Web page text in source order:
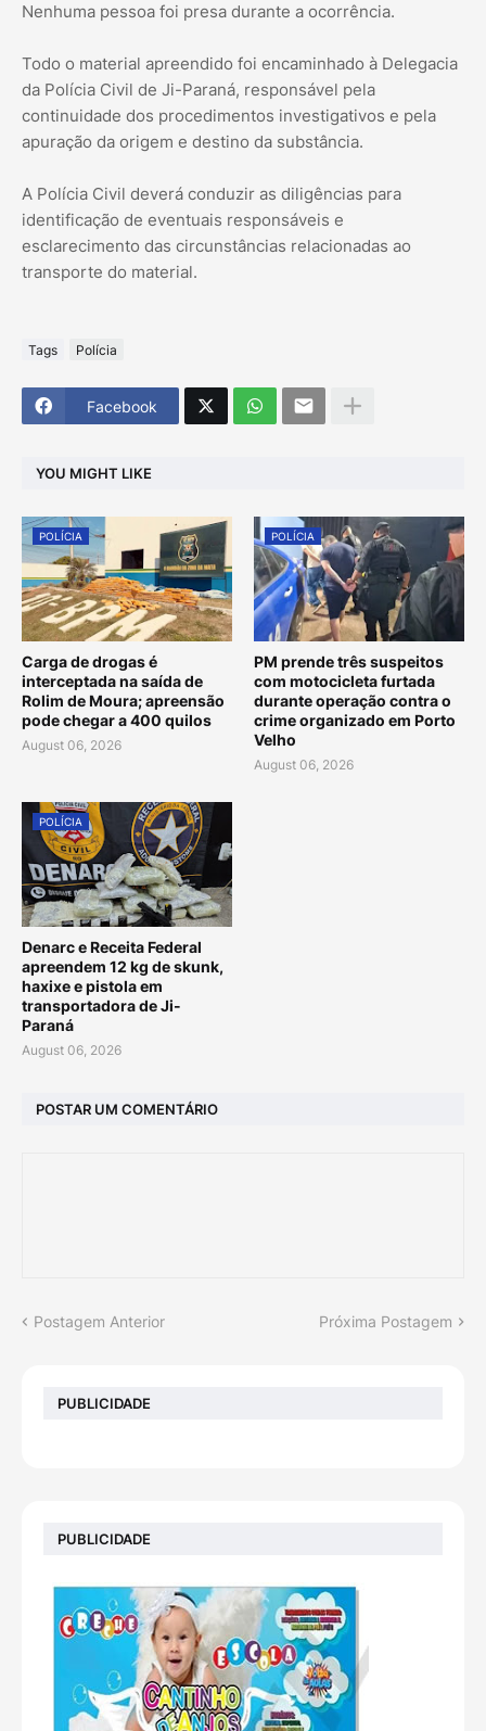
Nenhuma pessoa foi presa durante a ocorrência.
Todo o material apreendido foi encaminhado à Delegacia
da Polícia Civil de Ji-Paraná, responsável pela
continuidade dos procedimentos investigativos e pela
apuração da origem e destino da substância.
A Polícia Civil deverá conduzir as diligências para
identificação de eventuais responsáveis e
esclarecimento das circunstâncias relacionadas ao
transporte do material.
Tags Polícia
Facebook
YOU MIGHT LIKE
POLÍCIA
Carga de drogas é
interceptada na saída de
Rolim de Moura; apreensão
pode chegar a 400 quilos
August 06, 2026
POLÍCIA
PM prende três suspeitos
com motocicleta furtada
durante operação contra o
crime organizado em Porto
Velho
August 06, 2026
POLÍCIA
Denarc e Receita Federal
apreendem 12 kg de skunk,
haxixe e pistola em
transportadora de Ji-
Paraná
August 06, 2026
POSTAR UM COMENTÁRIO
Postagem Anterior Próxima Postagem
PUBLICIDADE
PUBLICIDADE